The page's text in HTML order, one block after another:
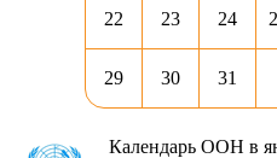
22 23 24
29 30 31
Календарь ООН в